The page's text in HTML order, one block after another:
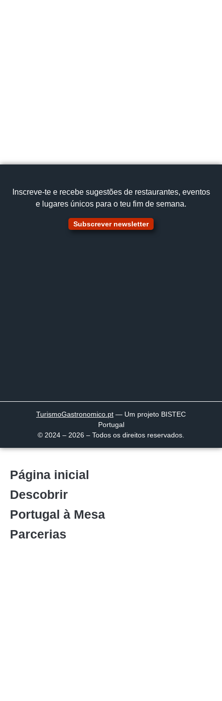
Inscreve‑te e recebe sugestões de restaurantes, eventos
e lugares únicos para o teu fim de semana.
Subscrever newsletter
TurismoGastronomico.pt — Um projeto BISTEC
Portugal
© 2024 – 2026 – Todos os direitos reservados.
Página inicial
Descobrir
Portugal à Mesa
Parcerias